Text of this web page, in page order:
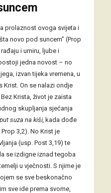
prolaznost ovoga svijeta i
novo pod suncem” (Prop
i umiru, ljube i
jedna novost – no
izvan tijeka vremena, u
Krist. On se nalazi ondje
Krista, život je zaista
skupljanja sjećanja
suza na kiši, kada dođe
3,2). No Krist je
(usp. Post 3,19) te
se izdigne iznad tegoba
u vječnosti. S njime je
se sve beskonačno
sve ide prema svome,